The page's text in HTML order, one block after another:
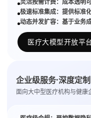
灵活按需计费：成本透明
极速标准集成：提供标准
动态并发扩容：基于业务
医疗大模型开放平
企业级服务·深度定制
面向大中型医疗机构与健康